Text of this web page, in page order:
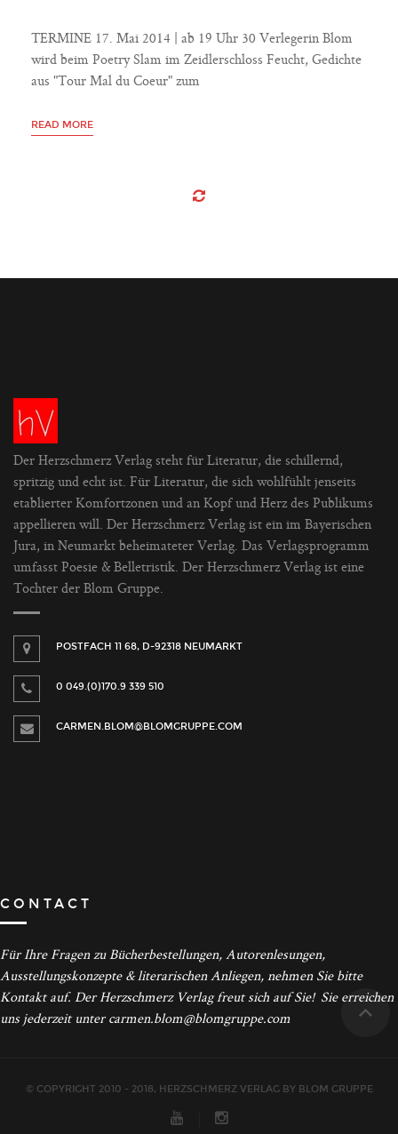
TERMINE 17. Mai 2014 | ab 19 Uhr 30 Verlegerin Blom
wird beim Poetry Slam im Zeidlerschloss Feucht, Gedichte
aus "Tour Mal du Coeur" zum
READ MORE
Der Herzschmerz Verlag steht für Literatur, die schillernd,
spritzig und echt ist. Für Literatur, die sich wohlfühlt jenseits
etablierter Komfortzonen und an Kopf und Herz des Publikums
appellieren will. Der Herzschmerz Verlag ist ein im Bayerischen
Jura, in Neumarkt beheimateter Verlag. Das Verlagsprogramm
umfasst Poesie & Belletristik. Der Herzschmerz Verlag ist eine
Tochter der Blom Gruppe.
POSTFACH 11 68, D-92318 NEUMARKT
0 049.(0)170.9 339 510
CARMEN.BLOM@BLOMGRUPPE.COM
CONTACT
Für Ihre Fragen zu Bücherbestellungen, Autorenlesungen,
Ausstellungskonzepte & literarischen Anliegen, nehmen Sie bitte
Kontakt auf. Der Herzschmerz Verlag freut sich auf Sie! Sie erreichen
uns jederzeit unter carmen.blom@blomgruppe.com
© COPYRIGHT 2010 - 2018, HERZSCHMERZ VERLAG BY BLOM GRUPPE